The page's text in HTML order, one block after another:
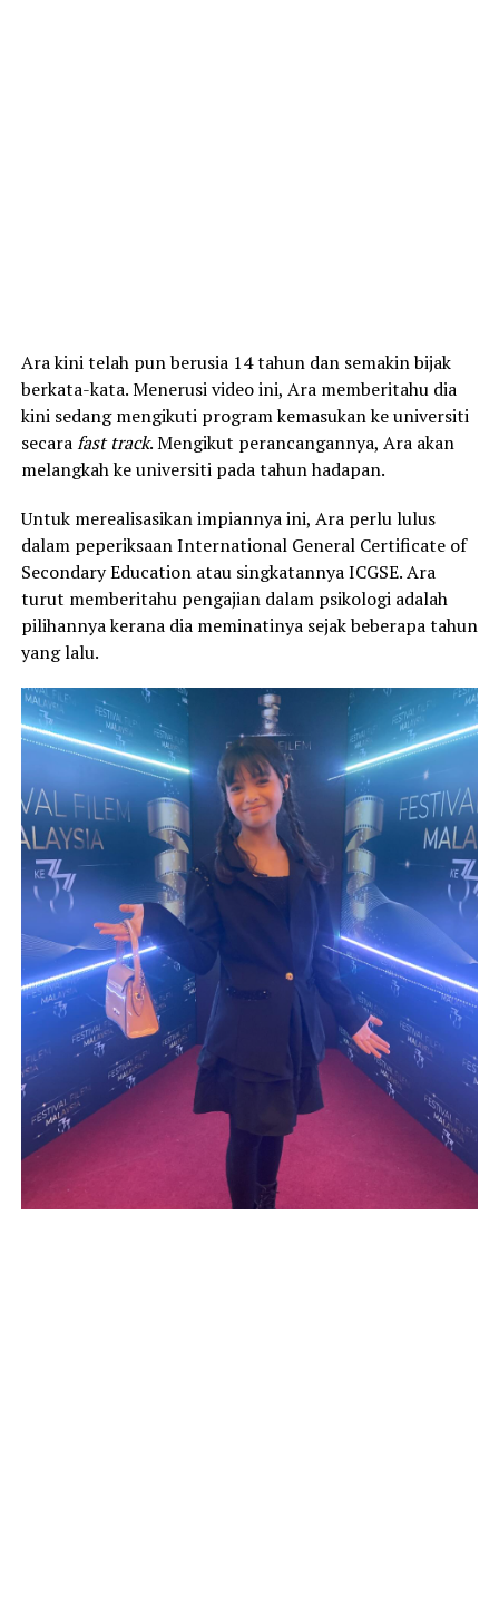
Ara kini telah pun berusia 14 tahun dan semakin bijak
berkata-kata. Menerusi video ini, Ara memberitahu dia
kini sedang mengikuti program kemasukan ke universiti
secarafast track. Mengikut perancangannya, Ara akan
melangkah ke universiti pada tahun hadapan.
Untuk merealisasikan impiannya ini, Ara perlu lulus
dalam peperiksaan International General Certificate of
Secondary Education atau singkatannya ICGSE. Ara
turut memberitahu pengajian dalam psikologi adalah
pilihannya kerana dia meminatinya sejak beberapa tahun
yang lalu.